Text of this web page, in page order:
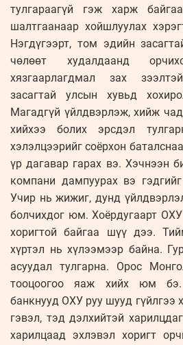
тулгараагүй гэж харж
шалтгаанаар хойшлуулах
Нэгдүгээрт, том эдийн
чөлөөт худалдаанд
хязгаарлагдмал зах
засагтай улсын хувьд
Магадгүй үйлдвэрлэж, хийж
хийхээ болих эрсдэл
хэлэлцээрийг соёрхон
үр дагавар гарах вэ. Хэчнээн
компани дампуурах вэ
Учир нь жижиг, дунд
болчихдог юм. Хоёрдугаарт
хоригтой байгаа шүү дээ.
хүртэл нь хүлээмээр байна.
асуудал тулгарна. Орос
тооцоогоо яаж хийх юм
банкнууд ОХУ руу шууд гүйлгээ
гэвэл, тэд дэлхийтэй
харилцаад эхлэвэл хоригт